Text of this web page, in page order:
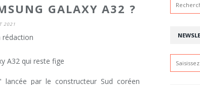
GALAXY A32 ?
2021
rédaction
par le constructeur Sud coréen